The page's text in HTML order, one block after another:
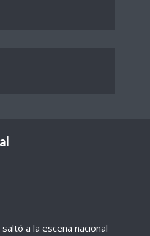
a la escena nacional